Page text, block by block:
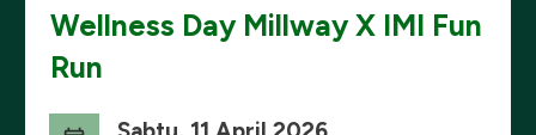
Wellness Day Millway X IMI Fun
Run